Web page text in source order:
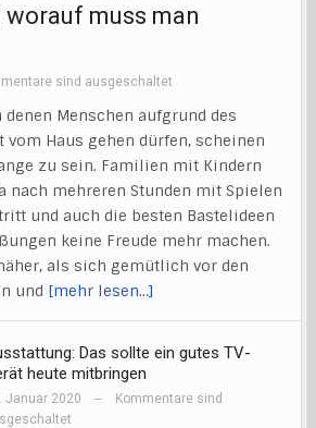
worauf muss man
sind ausgeschaltet
denen Menschen aufgrund des
Haus gehen dürfen, scheinen
zu sein. Familien mit Kindern
nach mehreren Stunden mit Spielen
und auch die besten Bastelideen
keine Freude mehr machen.
als sich gemütlich vor den
und [mehr lesen…]
Das sollte ein gutes TV-
heute mitbringen
Januar 2020 —
Kommentare sind